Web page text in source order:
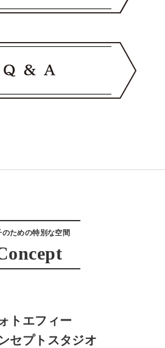
のための特別な空間
トエフィー
セプトスタジオ